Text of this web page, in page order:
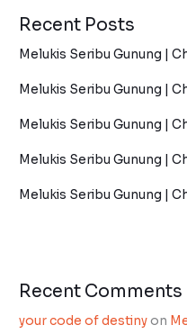
Recent Posts
Melukis Seribu Gunung |
Melukis Seribu Gunung |
Melukis Seribu Gunung |
Melukis Seribu Gunung |
Melukis Seribu Gunung |
Recent Comments
your code of destinyon